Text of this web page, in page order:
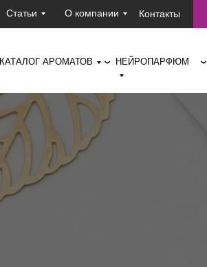
Контакты
❯
КАТАЛОГ АРОМАТОВ НЕЙРОПАРФЮМ
Статьи О компании
❯